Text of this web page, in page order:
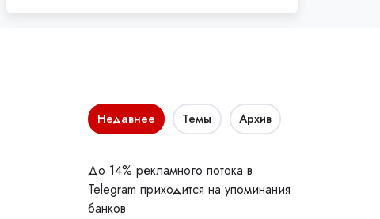
Недавнее Темы Архив
До 14% рекламного потока в
Telegram приходится на упоминания
банков